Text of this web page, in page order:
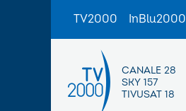
TV2000 InBlu2000
CANALE 28
SKY 157
TIVUSAT 18